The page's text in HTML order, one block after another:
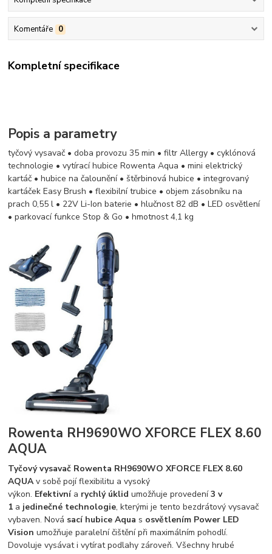
Komentáře 0
Kompletní specifikace
Popis a parametry
tyčový vysavač • doba provozu 35 min • filtr Allergy • cyklónová
technologie • vytírací hubice Rowenta Aqua • mini elektrický
kartáč • hubice na čalounění • štěrbinová hubice • integrovaný
kartáček Easy Brush • flexibilní trubice • objem zásobníku na
prach 0,55 l • 22V Li-Ion baterie • hlučnost 82 dB • LED osvětlení
• parkovací funkce Stop & Go • hmotnost 4,1 kg
Rowenta RH9690WO XFORCE FLEX 8.60
AQUA
Tyčový vysavač Rowenta RH9690WO XFORCE FLEX 8.60
AQUAv sobě pojí flexibilitu a vysoký
výkon. Efektivnía rychlý úklidumožňuje provedení3 v
1 a jedinečné technologie, kterými je tento bezdrátový vysavač
vybaven. Nová sací hubice Aqua s osvětlením Power LED
Vision umožňuje paralelní čištění při maximálním pohodlí.
Dovoluje vysávat i vytírat podlahy zároveň. Všechny hrubé